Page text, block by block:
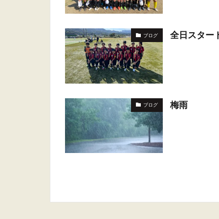
ブログ 全日スター
ブログ 梅雨